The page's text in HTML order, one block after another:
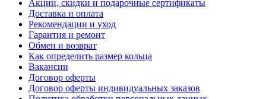
Акции, скидки и подарочные сертификаты
Доставка и оплата
Рекомендации и уход
Гарантия и ремонт
Обмен и возврат
Как определить размер кольца
Вакансии
Договор оферты
Договор оферты индивидуальных заказов